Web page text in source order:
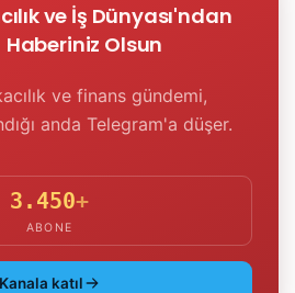
ve İş Dünyası'ndan
Haberiniz Olsun
ve finans gündemi,
anda Telegram'a düşer.
3.450+
ABONE
Kanala katıl